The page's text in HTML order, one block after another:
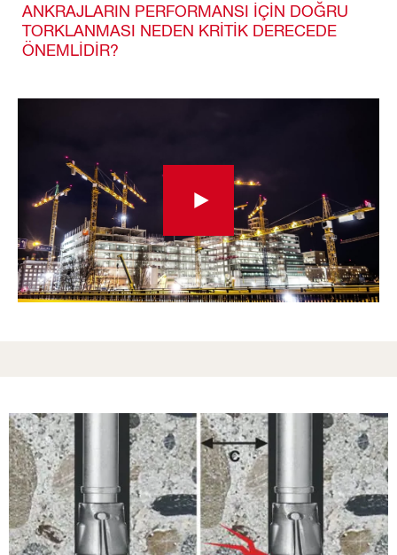
ANKRAJLARIN PERFORMANSI İÇİN DOĞRU
TORKLANMASI NEDEN KRİTİK DERECEDE
ÖNEMLİDİR?